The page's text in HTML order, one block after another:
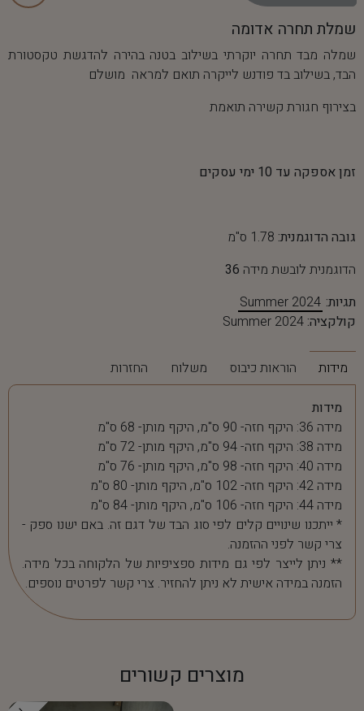
שמלת תחרה אדומה
שמלה מבד תחרה יוקרתי בשילוב בטנה בהירה להדגשת טקסטורת
הבד, בשילוב בד פודנש לייקרה תואם למראה מושלם
בצירוף חגורת קשירה תואמת
זמן אספקה עד 10 ימי עסקים
גובה הדוגמנית: 1.78 ס"מ
הדוגמנית לובשת מידה 36
תגיות: Summer 2024
קולקציה: Summer 2024
מידות הוראות כיבוס משלוח החזרות
מידות
מידה 36: היקף חזה- 90 ס"מ, היקף מותן- 68 ס"מ
מידה 38: היקף חזה- 94 ס"מ, היקף מותן- 72 ס"מ
מידה 40: היקף חזה- 98 ס"מ, היקף מותן- 76 ס"מ
מידה 42: היקף חזה- 102 ס"מ, היקף מותן- 80 ס"מ
מידה 44: היקף חזה- 106 ס"מ, היקף מותן- 84 ס"מ
* ייתכנו שינויים קלים לפי סוג הבד של דגם זה. באם ישנו ספק -
צרי קשר לפני ההזמנה.
** ניתן לייצר לפי גם מידות ספציפיות של הלקוחה בכל מידה.
הזמנה במידה אישית לא ניתן להחזיר. צרי קשר לפרטים נוספים.
מוצרים קשורים